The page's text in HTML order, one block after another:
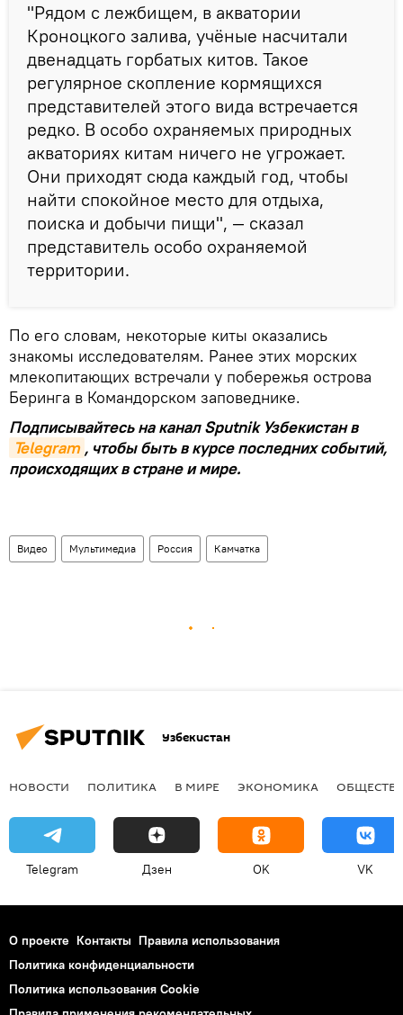
"Рядом с лежбищем, в акватории
Кроноцкого залива, учёные насчитали
двенадцать горбатых китов. Такое
регулярное скопление кормящихся
представителей этого вида встречается
редко. В особо охраняемых природных
акваториях китам ничего не угрожает.
Они приходят сюда каждый год, чтобы
найти спокойное место для отдыха,
поиска и добычи пищи", — сказал
представитель особо охраняемой
территории.
По его словам, некоторые киты оказались
знакомы исследователям. Ранее этих морских
млекопитающих встречали у побережья острова
Беринга в Командорском заповеднике.
Подписывайтесь на канал Sputnik Узбекистан в
Telegram , чтобы быть в курсе последних событий,
происходящих в стране и мире.
Видео Мультимедиа Россия Камчатка
Узбекистан
НОВОСТИ ПОЛИТИКА В МИРЕ ЭКОНОМИКА
Telegram Дзен OK VK
О проекте Контакты Правила использования
Политика конфиденциальности
Политика использования Cookie